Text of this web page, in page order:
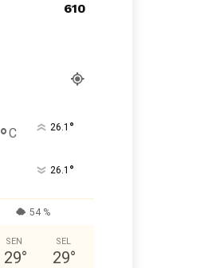
610
°C 26.1 °
26.1 °
54 %
SEN
29°
SEL
29°